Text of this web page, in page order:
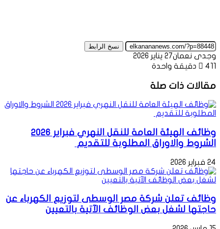
نسخ الرابط
وجدى نعمان27 يناير 2026
411
دقيقة واحدة
مقالات ذات صلة
وظائف الهيئة العامة للنقل النهري فبراير 2026
الشروط والاوراق المطلوبة للتقديم
24 فبراير 2026
وظائف تعلن شركة مصر الوسطى لتوزيع الكهرباء عن
حاجتها لشغل بعض الوظائف الآتية بالتعيين